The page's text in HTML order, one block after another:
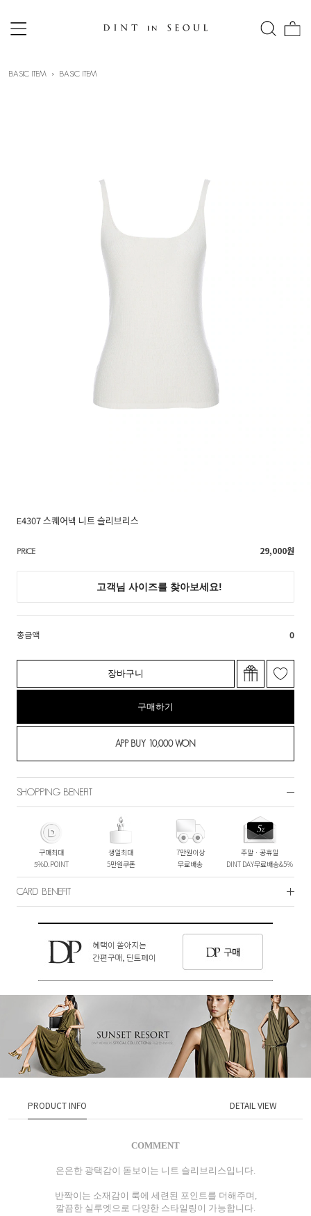
BASIC ITEM BASIC ITEM
E4307 스퀘어넥 니트 슬리브리스
PRICE 29,000원
총금액 0
장바구니
구매하기
SHOPPING BENEFIT
구매최대
5%D.POINT
생일최대
5만원쿠폰
7만원이상
무료배송
주말ㆍ공휴일
DINT DAY무료배송&5%
CARD BENEFIT
PRODUCT INFO DETAIL VIEW
COMMENT
은은한 광택감이 돋보이는 니트 슬리브리스입니다.
반짝이는 소재감이 룩에 세련된 포인트를 더해주며,
깔끔한 실루엣으로 다양한 스타일링이 가능합니다.